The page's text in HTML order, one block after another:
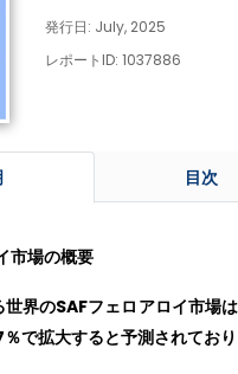
発行日: July, 2025
レポートID: 1037886
目次
市場の概要
界のSAFフェロアロイ市場
で拡大すると予測されてお